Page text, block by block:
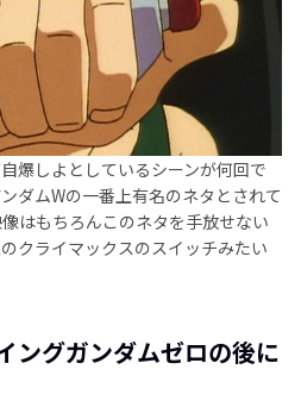
爆しよとしているシーンが何回で
ダムWの一番上有名のネタとされて
はもちろんこのネタを手放せない
クライマックスのスイッチみたい
ングガンダムゼロの後に